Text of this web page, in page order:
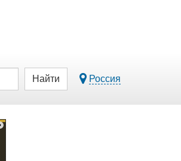
Найти Россия